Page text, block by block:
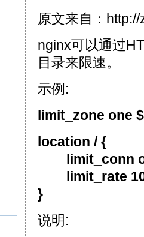
原文来自：
nginx可以通过
目录来限速。
示例:
limit_zone one
location / {
limit_conn
limit_rate
}
说明: